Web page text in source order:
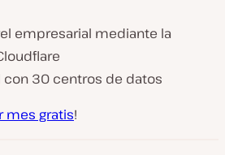
empresarial mediante la
30 centros de datos
mes gratis!